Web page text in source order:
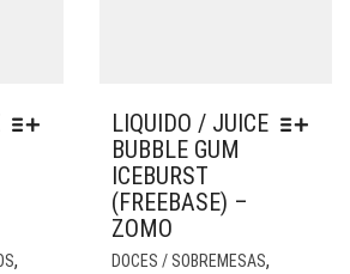
,
PRODUTO
LIQUIDO / JUICE
BUBBLE GUM
ICEBURST
(FREEBASE) –
ZOMO
DOCES / SOBREMESAS,